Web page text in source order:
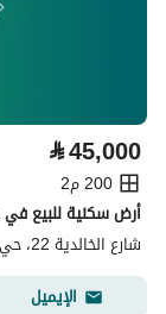
⃁45,000
200 م2
أرض سكنية للبيع في
شارع الخالدية 22، حي الخالدية، الرويضة
الإيميل